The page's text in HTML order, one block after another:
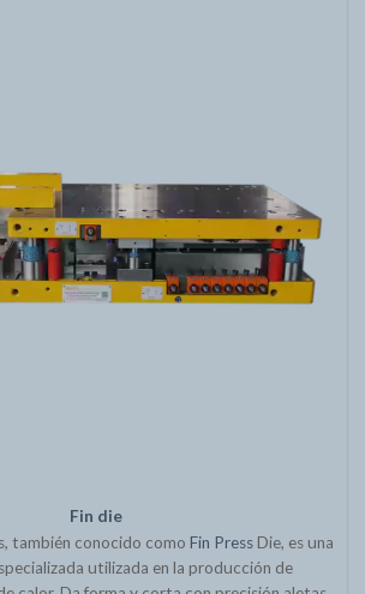
Fin die
también conocido como Fin PressDie, es una
utilizada en la producción de